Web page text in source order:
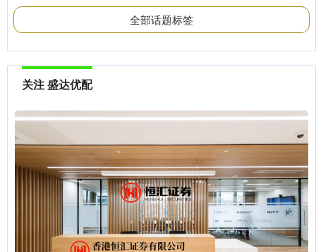
全部话题标签
关注 盛达优配